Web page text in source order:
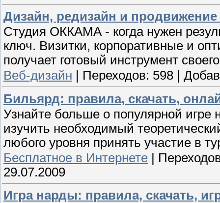
Дизайн, редизайн и
Студия ОККАМА - когда нужен
ключ. Визитки, корпоративные и
получает готовый инструмент
Веб-дизайн
Переходов: 598
Бильярд: правила, скачать,
Узнайте больше о популярной игре
изучить необходимый
любого уровня принять участие в
Бесплатное в Интернете |
29.07.2009
Игра нарды: правила, скачать,